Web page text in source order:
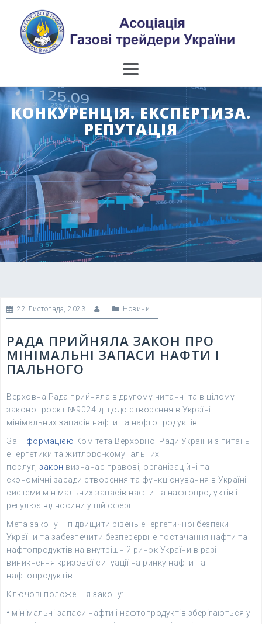
content
КОНКУРЕНЦІЯ. ЕКСПЕРТИЗА.
РЕПУТАЦІЯ
22 Листопада, 2023 Новини
РАДА ПРИЙНЯЛА ЗАКОН ПРО
МІНІМАЛЬНІ ЗАПАСИ НАФТИ І
ПАЛЬНОГО
Верховна Рада прийняла в другому читанні та в цілому
законопроєкт №9024-д щодо створення в Україні
мінімальних запасів нафти та нафтопродуктів.
За інформацією Комітета Верховної Ради України з питань
енергетики та житлово-комунальних
послуг, закон визначає правові, організаційні та
економічні засади створення та функціонування в Україні
системи мінімальних запасів нафти та нафтопродуктів і
регулює відносини у цій сфері.
Мета закону – підвищити рівень енергетичної безпеки
України та забезпечити безперервне постачання нафти та
нафтопродуктів на внутрішній ринок України в разі
виникнення кризової ситуації на ринку нафти та
нафтопродуктів.
Ключові положення закону:
• мінімальні запаси нафти і нафтопродуктів зберігаються у